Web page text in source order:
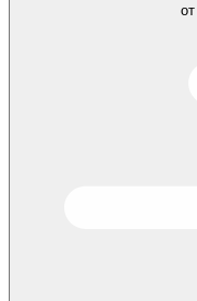
от